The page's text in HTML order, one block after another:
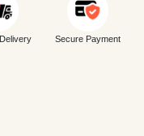
Secure Payment